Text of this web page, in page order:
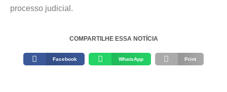
processo judicial.
COMPARTILHE ESSA NOTÍCIA
Facebook WhatsApp Print